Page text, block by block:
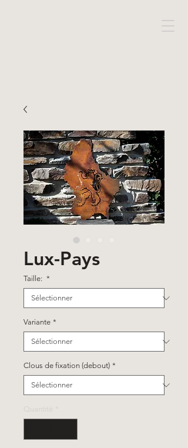
Lux-Pays
Taille: *
Variante *
Clous de fixation (debout) *
Quantité